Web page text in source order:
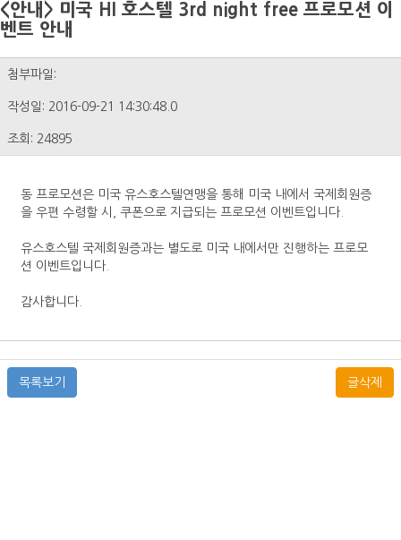
<안내> 미국 HI 호스텔 3rd night free 프로모션 이
벤트 안내
첨부파일:
작성일: 2016-09-21 14:30:48.0
조회: 24895
동 프로모션은 미국 유스호스텔연맹을 통해 미국 내에서 국제회원증
을 우편 수령할 시, 쿠폰으로 지급되는 프로모션 이벤트입니다.
유스호스텔 국제회원증과는 별도로 미국 내에서만 진행하는 프로모
션 이벤트입니다.
감사합니다.
목록보기 글삭제